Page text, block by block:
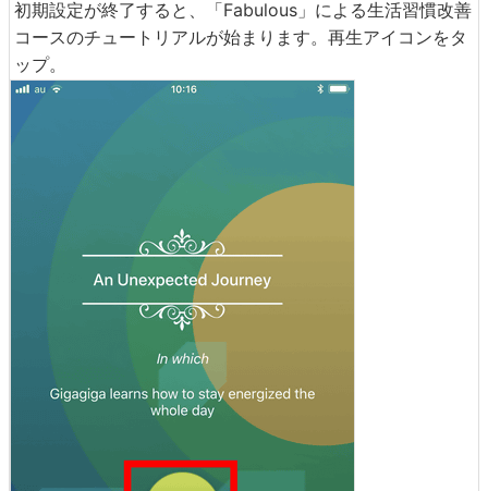
初期設定が終了すると、「Fabulous」による生活習慣改善
コースのチュートリアルが始まります。再生アイコンをタ
ップ。